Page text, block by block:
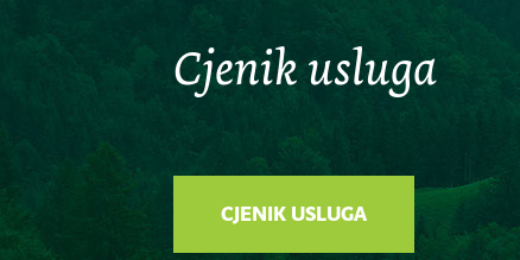
Cjenik usluga
CJENIK USLUGA